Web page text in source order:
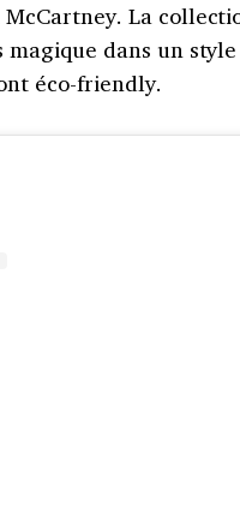
La
magique dans un
éco-friendly.